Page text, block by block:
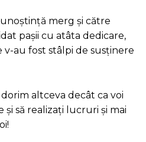
merg și către
pașii cu atâta dedicare,
v-au fost stâlpi de susținere
altceva decât ca voi
să realizați lucruri și mai